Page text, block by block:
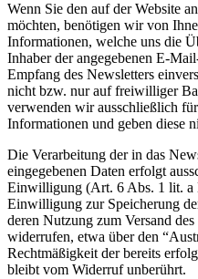
Wenn Sie den auf der Website
möchten, benötigen wir von
Informationen, welche uns die
Inhaber der angegebenen E-
Empfang des Newsletters
nicht bzw. nur auf freiwilliger
verwenden wir ausschließlich
Informationen und geben diese
Die Verarbeitung der in das
eingegebenen Daten erfolgt
Einwilligung (Art. 6 Abs. 1 lit.
Einwilligung zur Speicherung
deren Nutzung zum Versand
widerrufen, etwa über den
Rechtmäßigkeit der bereits
bleibt vom Widerruf unberührt.